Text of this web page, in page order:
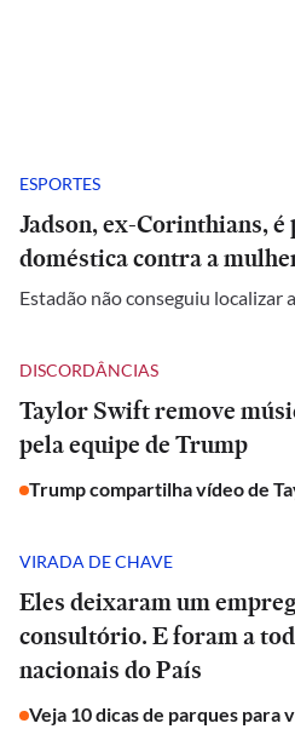
ESPORTES
Jadson, ex-Corinthians,
doméstica contra a
Estadão não conseguiu localizar
DISCORDÂNCIAS
Taylor Swift remove
pela equipe de Trump
Trump compartilha vídeo de
VIRADA DE CHAVE
Eles deixaram um
consultório. E foram a
nacionais do País
Veja 10 dicas de parques para